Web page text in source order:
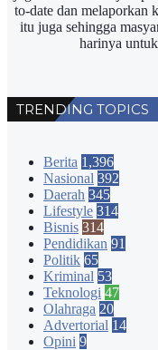
to-date dan melaporkan
itu juga sehingga
harinya
TRENDING TOPICS
Berita 1,396
Nasional 392
Daerah 345
Lifestyle 314
Bisnis 314
Pendidikan 91
Politik 65
Kriminal 53
Teknologi 47
Olahraga 20
Advertorial 14
Opini 9